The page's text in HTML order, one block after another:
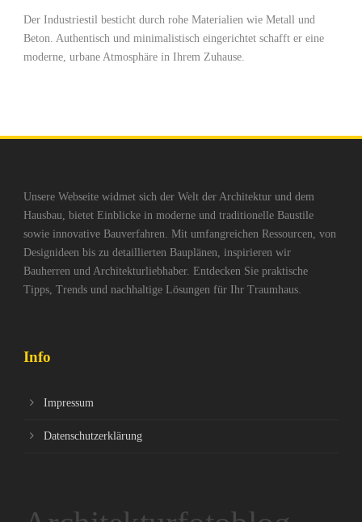
Der Industriestil besticht durch rohe Materialien wie Metall und
Beton. Authentisch und minimalistisch eingerichtet schafft er eine
moderne, urbane Atmosphäre in Ihrem Zuhause.
Unsere Webseite widmet sich der Welt der Architektur und dem
Hausbau, bietet Einblicke in moderne und traditionelle Baustile
sowie innovative Bauverfahren. Mit umfangreichen Ressourcen, von
Designideen bis zu detaillierten Bauplänen, inspirieren wir
Bauherren und Architekturliebhaber. Entdecken Sie praktische
Tipps, Trends und nachhaltige Lösungen für Ihr Traumhaus.
Info
Impressum
Datenschutzerklärung